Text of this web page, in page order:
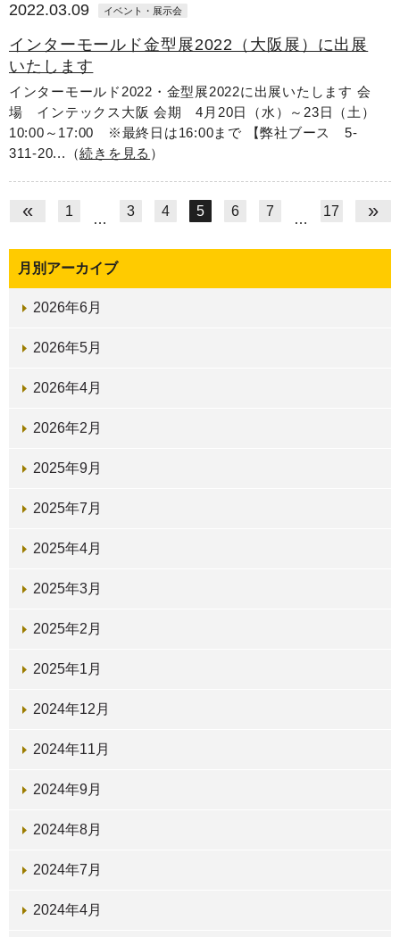
2022.03.09 イベント・展示会
インターモールド金型展2022（大阪展）に出展
いたします
インターモールド2022・金型展2022に出展いたします 会
場 インテックス大阪 会期 4月20日（水）～23日（土）
10:00～17:00 ※最終日は16:00まで 【弊社ブース 5-
311-20...（続きを見る ）
« 1
…
3 4 5 6 7
…
17 »
月別アーカイブ
2026年6月
2026年5月
2026年4月
2026年2月
2025年9月
2025年7月
2025年4月
2025年3月
2025年2月
2025年1月
2024年12月
2024年11月
2024年9月
2024年8月
2024年7月
2024年4月